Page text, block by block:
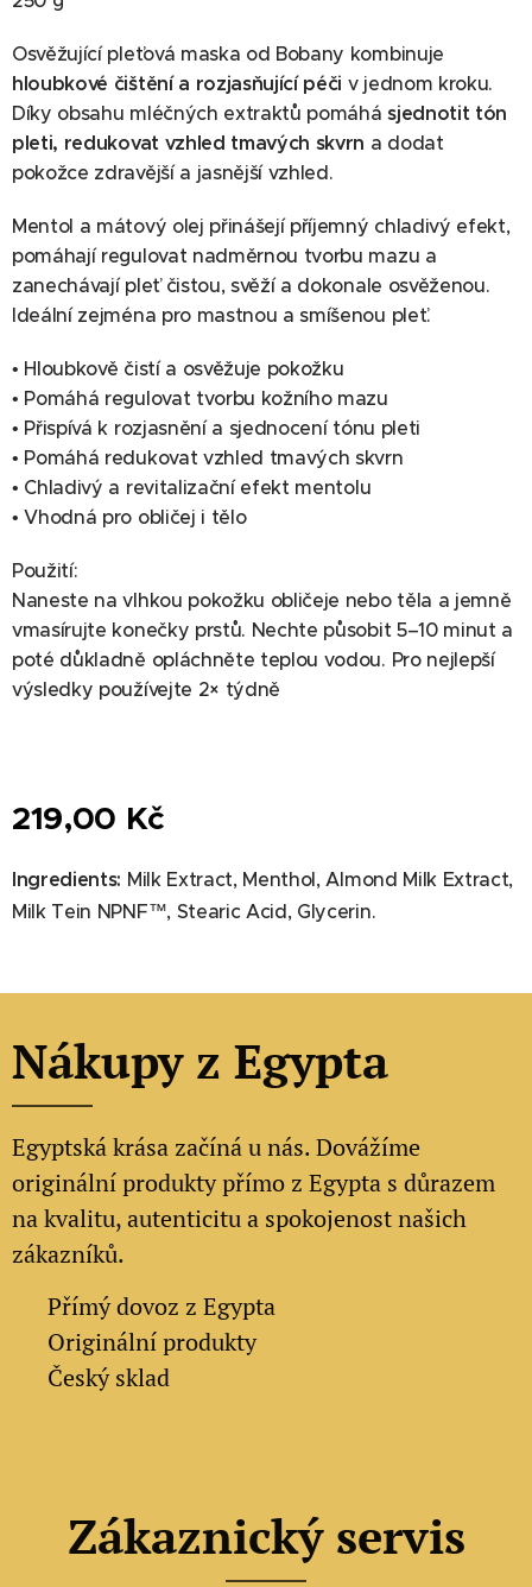
Osvěžující pleťová maska od Bobany kombinuje
hloubkové čištění a rozjasňující péči v jednom kroku.
Díky obsahu mléčných extraktů pomáhá sjednotit tón
pleti, redukovat vzhled tmavých skvrn a dodat
pokožce zdravější a jasnější vzhled.
Mentol a mátový olej přinášejí příjemný chladivý efekt,
pomáhají regulovat nadměrnou tvorbu mazu a
zanechávají pleť čistou, svěží a dokonale osvěženou.
Ideální zejména pro mastnou a smíšenou pleť.
• Hloubkově čistí a osvěžuje pokožku
• Pomáhá regulovat tvorbu kožního mazu
• Přispívá k rozjasnění a sjednocení tónu pleti
• Pomáhá redukovat vzhled tmavých skvrn
• Chladivý a revitalizační efekt mentolu
• Vhodná pro obličej i tělo
Použití:
Naneste na vlhkou pokožku obličeje nebo těla a jemně
vmasírujte konečky prstů. Nechte působit 5–10 minut a
poté důkladně opláchněte teplou vodou. Pro nejlepší
výsledky používejte 2× týdně
219,00 Kč
Ingredients: Milk Extract, Menthol, Almond Milk Extract,
Milk Tein NPNF™, Stearic Acid, Glycerin.
Nákupy z Egypta
Egyptská krása začíná u nás. Dovážíme
originální produkty přímo z Egypta s důrazem
na kvalitu, autenticitu a spokojenost našich
zákazníků.
Přímý dovoz z Egypta
Originální produkty
✔ Český sklad
Zákaznický servis